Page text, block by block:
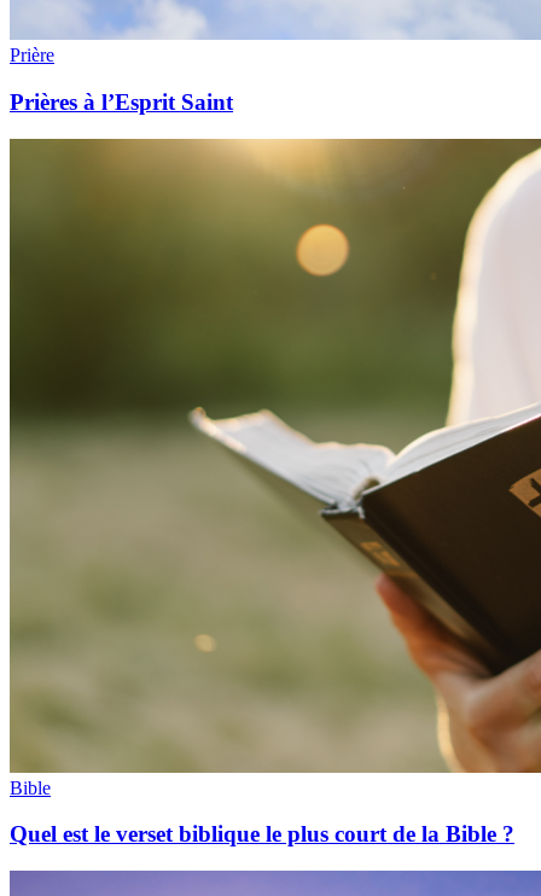
Prière
Prières à l’Esprit Saint
Bible
Quel est le verset biblique le plus court de la Bible ?